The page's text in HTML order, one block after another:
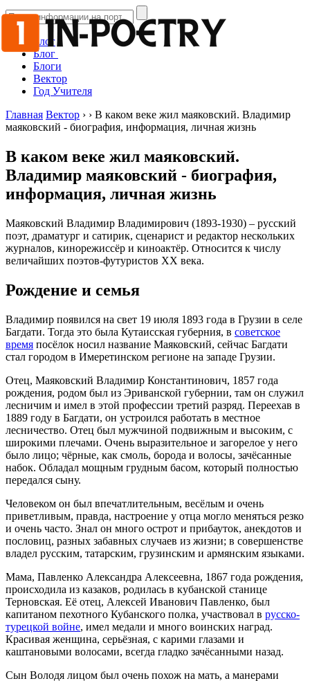
Блог
Блог
Блоги
Вектор
Год Учителя
Главная Вектор › › В каком веке жил маяковский. Владимир
маяковский - биография, информация, личная жизнь
В каком веке жил маяковский.
Владимир маяковский - биография,
информация, личная жизнь
Маяковский Владимир Владимирович (1893-1930) – русский
поэт, драматург и сатирик, сценарист и редактор нескольких
журналов, кинорежиссёр и киноактёр. Относится к числу
величайших поэтов-футуристов ХХ века.
Рождение и семья
Владимир появился на свет 19 июля 1893 года в Грузии в селе
Багдати. Тогда это была Кутаисская губерния, в советское
время посёлок носил название Маяковский, сейчас Багдати
стал городом в Имеретинском регионе на западе Грузии.
Отец, Маяковский Владимир Константинович, 1857 года
рождения, родом был из Эриванской губернии, там он служил
лесничим и имел в этой профессии третий разряд. Переехав в
1889 году в Багдати, он устроился работать в местное
лесничество. Отец был мужчиной подвижным и высоким, с
широкими плечами. Очень выразительное и загорелое у него
было лицо; чёрные, как смоль, борода и волосы, зачёсанные
набок. Обладал мощным грудным басом, который полностью
передался сыну.
Человеком он был впечатлительным, весёлым и очень
приветливым, правда, настроение у отца могло меняться резко
и очень часто. Знал он много острот и прибауток, анекдотов и
пословиц, разных забавных случаев из жизни; в совершенстве
владел русским, татарским, грузинским и армянским языками.
Мама, Павленко Александра Алексеевна, 1867 года рождения,
происходила из казаков, родилась в кубанской станице
Терновская. Её отец, Алексей Иванович Павленко, был
капитаном пехотного Кубанского полка, участвовал в русско-
турецкой войне, имел медали и много воинских наград.
Красивая женщина, серьёзная, с карими глазами и
каштановыми волосами, всегда гладко зачёсанными назад.
Сын Володя лицом был очень похож на мать, а манерами